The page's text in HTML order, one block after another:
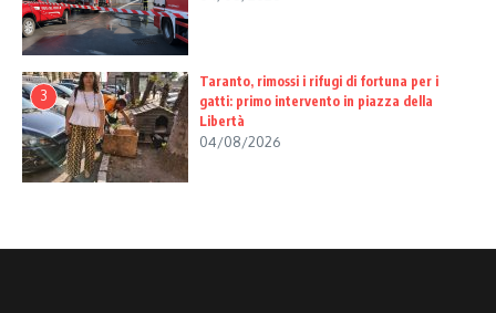
3
Taranto, rimossi i rifugi di fortuna per i
gatti: primo intervento in piazza della
Libertà
04/08/2026